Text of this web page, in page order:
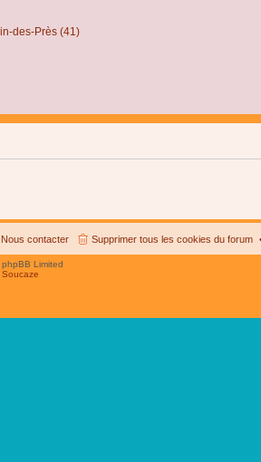
des-Près (41)
Supprimer tous les cookies du forum
Nous contacter
Limited
Soucaze